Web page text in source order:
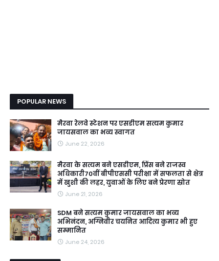
POPULAR NEWS
मैरवा रेलवे स्टेशन पर एसडीएम सत्यम कुमार
जायसवाल का भव्य स्वागत
June 22, 2026
मैरवा के सत्यम बने एसडीएम, प्रिंस बने राजस्व
अधिकारी70वीं बीपीएससी परीक्षा में सफलता से क्षेत्र
में खुशी की लहर, युवाओं के लिए बने प्रेरणा स्रोत
June 21, 2026
SDM बने सत्यम कुमार जायसवाल का भव्य
अभिनंदन, अग्निवीर चयनित आदित्य कुमार भी हुए
सम्मानित
June 24, 2026